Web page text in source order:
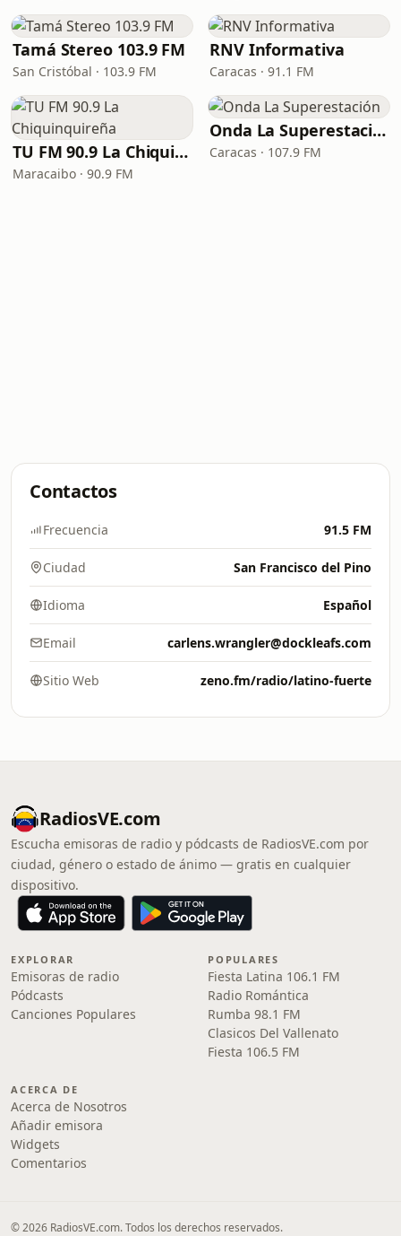
Tamá Stereo 103.9 FM
San Cristóbal · 103.9 FM
RNV Informativa
Caracas · 91.1 FM
TU FM 90.9 La Chiquinquireña
Maracaibo · 90.9 FM
Onda La Superestación
Caracas · 107.9 FM
Contactos
Frecuencia 91.5 FM
Ciudad San Francisco del Pino
Idioma Español
Email carlens.wrangler@dockleafs.com
Sitio Web zeno.fm/radio/latino-fuerte
RadiosVE.com
Escucha emisoras de radio y pódcasts de RadiosVE.com por
ciudad, género o estado de ánimo — gratis en cualquier
dispositivo.
EXPLORAR
Emisoras de radio
Pódcasts
Canciones Populares
POPULARES
Fiesta Latina 106.1 FM
Radio Romántica
Rumba 98.1 FM
Clasicos Del Vallenato
Fiesta 106.5 FM
ACERCA DE
Acerca de Nosotros
Añadir emisora
Widgets
Comentarios
© 2026 RadiosVE.com. Todos los derechos reservados.